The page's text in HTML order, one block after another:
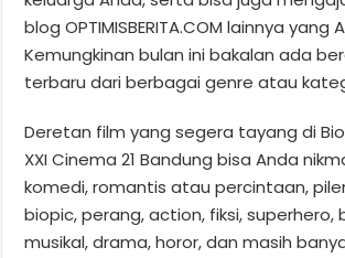
blog OPTIMISBERITA.COM lainnya yang
Kemungkinan bulan ini bakalan ada
terbaru dari berbagai genre atau
Deretan film yang segera tayang di
XXI Cinema 21 Bandung bisa Anda
komedi, romantis atau percintaan,
biopic, perang, action, fiksi, superhero,
musikal, drama, horor, dan masih